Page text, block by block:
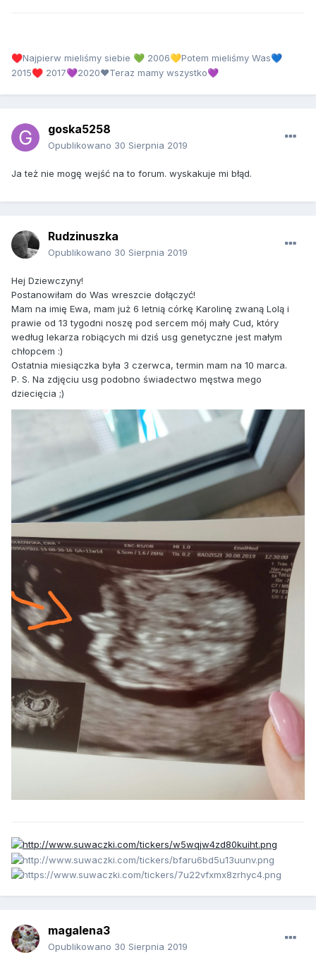
♥️Najpierw mieliśmy siebie 💚 2006💛Potem mieliśmy Was💙
2015♥️ 2017💜2020❤Teraz mamy wszystko💜
goska5258
Opublikowano 30 Sierpnia 2019
Ja też nie mogę wejść na to forum. wyskakuje mi błąd.
Rudzinuszka
Opublikowano 30 Sierpnia 2019
Hej Dziewczyny!
Postanowiłam do Was wreszcie dołączyć!
Mam na imię Ewa, mam już 6 letnią córkę Karolinę zwaną Lolą i
prawie od 13 tygodni noszę pod sercem mój mały Cud, który
według lekarza robiących mi dziś usg genetyczne jest małym
chłopcem :)
Ostatnia miesiączka była 3 czerwca, termin mam na 10 marca.
P. S. Na zdjęciu usg podobno świadectwo męstwa mego
dziecięcia ;)
magalena3
Opublikowano 30 Sierpnia 2019